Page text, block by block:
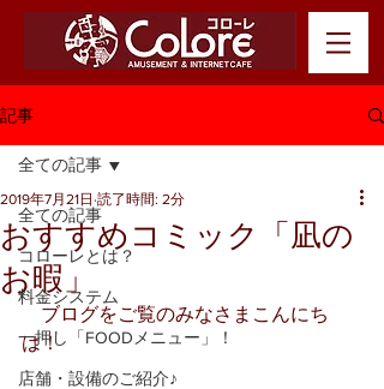
記事
全ての記事
コローレとは？
料金システム
一押し「FOODメニュー」！
店舗・設備のご紹介♪
全ての記事
おすすめコミック「凪の
お暇」
2019年7月21日 読了時間: 2分
ブログをご覧のみなさまこんにち
は！